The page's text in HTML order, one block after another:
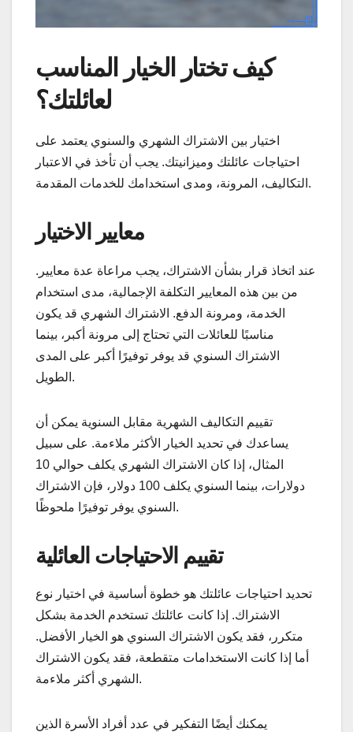
كيف تختار الخيار المناسب
لعائلتك؟
اختيار بين الاشتراك الشهري والسنوي يعتمد على
احتياجات عائلتك وميزانيتك. يجب أن تأخذ في الاعتبار
التكاليف، المرونة، ومدى استخدامك للخدمات المقدمة.
معايير الاختيار
عند اتخاذ قرار بشأن الاشتراك، يجب مراعاة عدة معايير.
من بين هذه المعايير التكلفة الإجمالية، مدى استخدام
الخدمة، ومرونة الدفع. الاشتراك الشهري قد يكون
مناسبًا للعائلات التي تحتاج إلى مرونة أكبر، بينما
الاشتراك السنوي قد يوفر توفيرًا أكبر على المدى
الطويل.
تقييم التكاليف الشهرية مقابل السنوية يمكن أن
يساعدك في تحديد الخيار الأكثر ملاءمة. على سبيل
المثال، إذا كان الاشتراك الشهري يكلف حوالي 10
دولارات، بينما السنوي يكلف 100 دولار، فإن الاشتراك
السنوي يوفر توفيرًا ملحوظًا.
تقييم الاحتياجات العائلية
تحديد احتياجات عائلتك هو خطوة أساسية في اختيار نوع
الاشتراك. إذا كانت عائلتك تستخدم الخدمة بشكل
متكرر، فقد يكون الاشتراك السنوي هو الخيار الأفضل.
أما إذا كانت الاستخدامات متقطعة، فقد يكون الاشتراك
الشهري أكثر ملاءمة.
يمكنك أيضًا التفكير في عدد أفراد الأسرة الذين